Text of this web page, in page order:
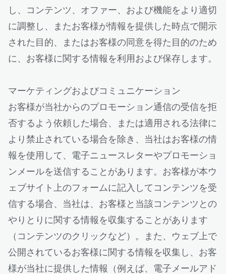
し、コンテンツ、オファー、および機能をより適切
に調整し、またお客様が情報を提供した時点で開示
された目的、またはお客様の同意を得た目的のため
に、お客様に関する情報を利用および保存します。
マーケティングおよびコミュニケーション
お客様が当社からのプロモーション通信の受信を拒
否するよう依頼した場合、または適用される法律に
より禁止されている場合を除き、当社はお客様の情
報を使用して、電子ニュースレターやプロモーショ
ンメールを送信することがあります。お客様が本ウ
ェブサイト上のフォームに記入してコンテンツを受
信する場合、当社は、お客様と当該コンテンツとの
やりとりに関する情報を収集することがあります
（コンテンツのクリックなど）。また、ウェブ上で
公開されているお客様に関する情報を収集し、お客
様が当社に提供した情報（例えば、電子メールアド